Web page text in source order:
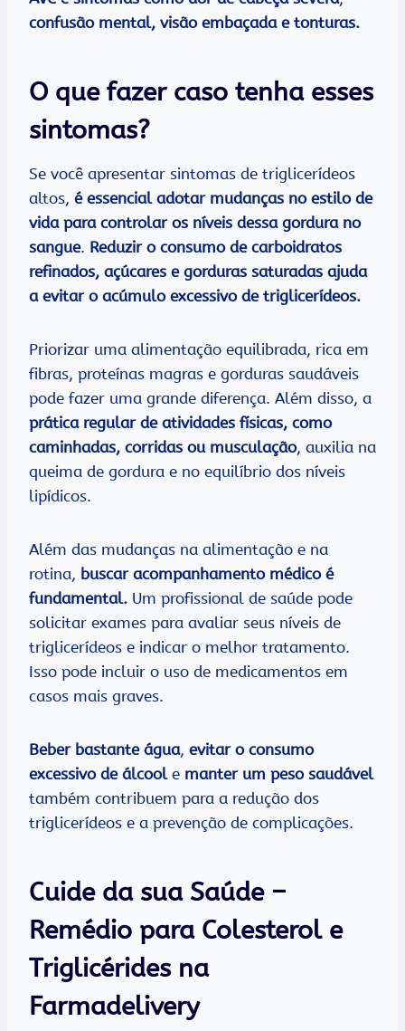
confusão mental, visão embaçada e tonturas.
O que fazer caso tenha esses
sintomas?
Se você apresentar sintomas de triglicerídeos
altos, é essencial adotar mudanças no estilo de
vida para controlar os níveis dessa gordura no
sangue. Reduzir o consumo de carboidratos
refinados, açúcares e gorduras saturadas ajuda
a evitar o acúmulo excessivo de triglicerídeos.
Priorizar uma alimentação equilibrada, rica em
fibras, proteínas magras e gorduras saudáveis
pode fazer uma grande diferença. Além disso, a
prática regular de atividades físicas, como
caminhadas, corridas ou musculação, auxilia na
queima de gordura e no equilíbrio dos níveis
lipídicos.
Além das mudanças na alimentação e na
rotina, buscar acompanhamento médico é
fundamental. Um profissional de saúde pode
solicitar exames para avaliar seus níveis de
triglicerídeos e indicar o melhor tratamento.
Isso pode incluir o uso de medicamentos em
casos mais graves.
Beber bastante água, evitar o consumo
excessivo de álcool e manter um peso saudável
também contribuem para a redução dos
triglicerídeos e a prevenção de complicações.
Cuide da sua Saúde –
Remédio para Colesterol e
Triglicérides na
Farmadelivery